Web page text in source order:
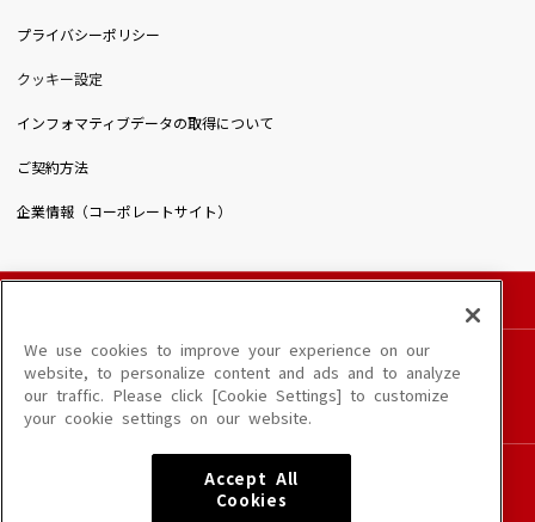
プライバシーポリシー
クッキー設定
インフォマティブデータの取得について
ご契約方法
企業情報（コーポレートサイト）
このサイトに掲載されている一切の文章・画像・写真・動画・音声等を、手段や形態を
問わず、著作権法の定める範囲を超えて無断で複製、転載、ファイル化などすることを
禁じます。
楽曲及びコンテンツは、端末や配信状況によりご利用いただけない場合があります。
楽曲によりMYリスト保存ができない場合があります。
6602250213Y31015 6602250112Y38026 6602250240Y31015
We use cookies to improve your experience on our
website, to personalize content and ads and to analyze
our traffic. Please click [Cookie Settings] to customize
your cookie settings on our website.
Accept All
Cookies